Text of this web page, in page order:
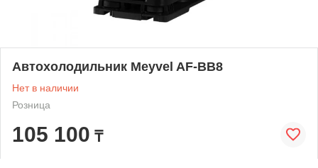
Автохолодильник Meyvel AF-BB8
Нет в наличии
Розница
105 100 ₸